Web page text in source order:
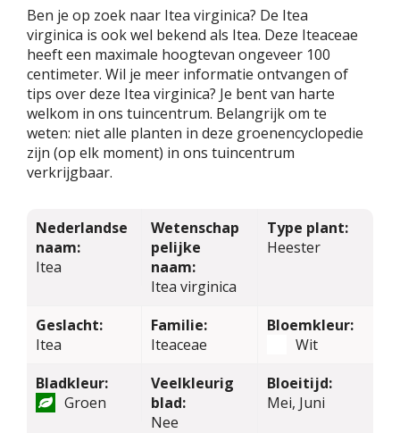
Ben je op zoek naar Itea virginica? De Itea
virginica is ook wel bekend als Itea. Deze Iteaceae
heeft een maximale hoogtevan ongeveer 100
centimeter. Wil je meer informatie ontvangen of
tips over deze Itea virginica? Je bent van harte
welkom in ons tuincentrum. Belangrijk om te
weten: niet alle planten in deze groenencyclopedie
zijn (op elk moment) in ons tuincentrum
verkrijgbaar.
Nederlandse
naam:
Itea
Wetenschap
pelijke
naam:
Itea virginica
Type plant:
Heester
Geslacht:
Itea
Familie:
Iteaceae
Bloemkleur:
Wit
Bladkleur:
Groen
Veelkleurig
blad:
Nee
Bloeitijd:
Mei, Juni